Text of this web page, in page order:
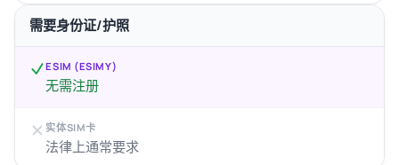
需要身份证/护照
ESIM (ESIMY)
无需注册
实体SIM卡
法律上通常要求